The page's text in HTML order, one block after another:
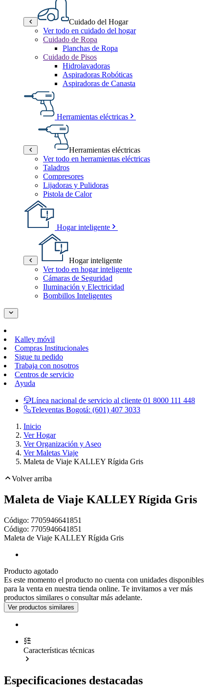
Cuidado del Hogar
Ver todo en cuidado del hogar
Cuidado de Ropa
Planchas de Ropa
Cuidado de Pisos
Hidrolavadoras
Aspiradoras Robóticas
Aspiradoras de Canasta
Herramientas eléctricas
Herramientas eléctricas
Ver todo en herramientas eléctricas
Taladros
Compresores
Lijadoras y Pulidoras
Pistola de Calor
Hogar inteligente
Hogar inteligente
Ver todo en hogar inteligente
Cámaras de Seguridad
Iluminación y Electricidad
Bombillos Inteligentes
Kalley móvil
Compras Institucionales
Sigue tu pedido
Trabaja con nosotros
Centros de servicio
Ayuda
Línea nacional de servicio al cliente 01 8000 111 448
Televentas Bogotá: (601) 407 3033
Inicio
Ver Hogar
Ver Organización y Aseo
Ver Maletas Viaje
Maleta de Viaje KALLEY Rígida Gris
Volver arriba
Maleta de Viaje KALLEY Rígida Gris
Código: 7705946641851Toca dos veces para ampliar
Código: 7705946641851
Maleta de Viaje KALLEY Rígida Gris
Producto agotado
Es este momento el producto no cuenta con unidades disponibles
para la venta en nuestra tienda online. Te invitamos a ver más
productos similares o consultar más adelante.
Características técnicas
Especificaciones destacadas